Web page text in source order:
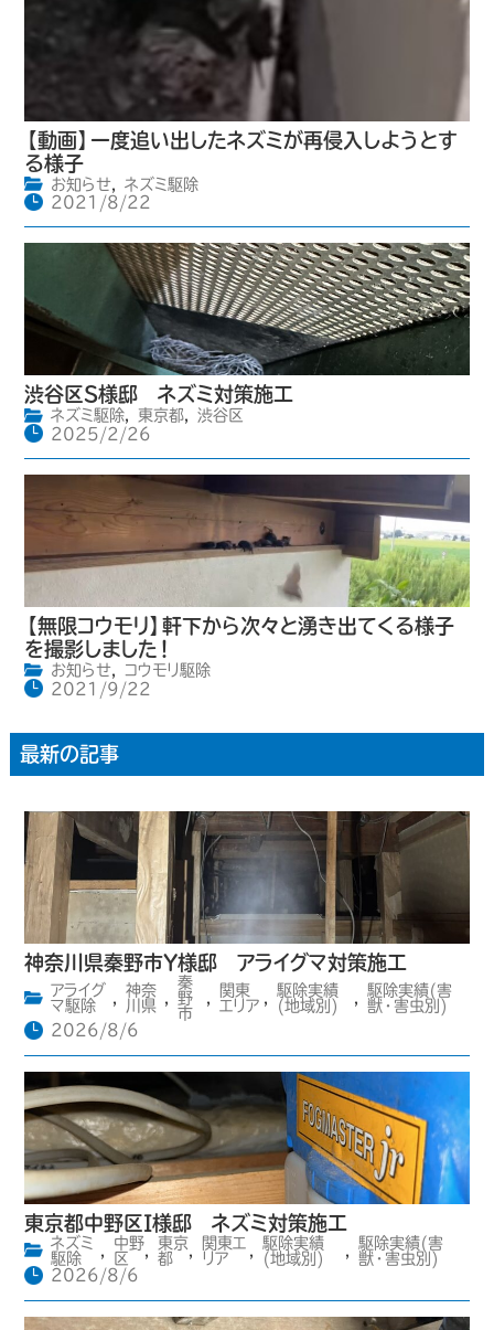
【動画】一度追い出したネズミが再侵入しようとす
る様子
お知らせ,
ネズミ駆除
2021/8/22
渋谷区S様邸 ネズミ対策施工
ネズミ駆除, 東京都,
渋谷区
2025/2/26
【無限コウモリ】軒下から次々と湧き出てくる様子
を撮影しました！
お知らせ,
コウモリ駆除
2021/9/22
最新の記事
神奈川県秦野市Y様邸 アライグマ対策施工
アライグ
マ駆除
,
神奈
川県 ,
秦
野
市
,
関東
エリア ,
駆除実績
(地域別)
,
駆除実績(害
獣・害虫別)
2026/8/6
東京都中野区I様邸 ネズミ対策施工
ネズミ
駆除
中野
区
東京
都
関東エ
リア
駆除実績
(地域別)
駆除実績(害
獣・害虫別)
2026/8/6